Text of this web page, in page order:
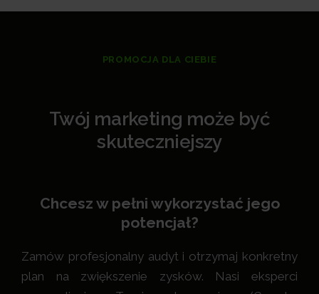
PROMOCJA DLA CIEBIE
Twój marketing może być
skuteczniejszy
Chcesz w pełni wykorzystać jego
potencjał?
Zamów profesjonalny audyt i otrzymaj konkretny
plan na zwiększenie zysków. Nasi eksperci